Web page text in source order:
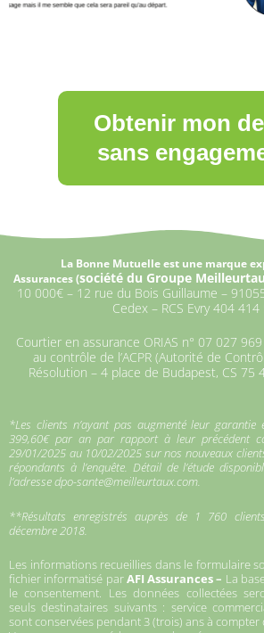
Obtenir mon
sans
La Bonne Mutuelle est une marque
Assurances (société du Groupe
10 000€ – 12 rue du Bois Guillaume –
Cedex – RCS Evry 404 414
Courtier en assurance ORIAS n° 07 027 969
au contrôle de l’ACPR (Autorité de
Résolution – 4 place de Budapest, CS 75
*Les clients n’ayant pas augmenté leur garantie
399,60€ par an par rapport à leur précédent
29/01/2025 au 10/02/2025 sur nos nouveaux
répondants à l’enquête. Détail de l’étude
l’adresse dpo-sante@meilleurtaux.com.
**Résultats enregistrés auprès de 1 760
décembre 2018.
Les informations recueillies dans le formulaire
fichier informatisé parAFI Assurances – La
le consentement. Les données collectées
seuls destinataires suivants : service
sont conservées pendant 3 (trois) ans à